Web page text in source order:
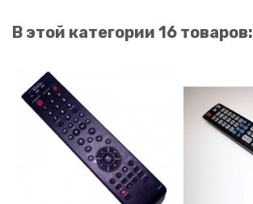
В этой категории 16 товаров: